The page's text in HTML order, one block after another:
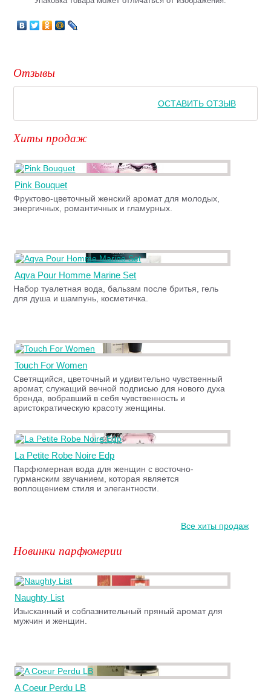
Отзывы
ОСТАВИТЬ ОТЗЫВ
Хиты продаж
Pink Bouquet
Фруктово-цветочный женский аромат для молодых,
энергичных, романтичных и гламурных.
Aqva Pour Homme Marine Set
Набор туалетная вода, бальзам после бритья, гель
для душа и шампунь, косметичка.
Touch For Women
Светящийся, цветочный и удивительно чувственный
аромат, служащий вечной подписью для нового духа
бренда, вобравший в себя чувственность и
аристократическую красоту женщины.
La Petite Robe Noire Edp
Парфюмерная вода для женщин с восточно-
гурманским звучанием, которая является
воплощением стиля и элегантности.
Все хиты продаж
Новинки парфюмерии
Naughty List
Изысканный и соблазнительный пряный аромат для
мужчин и женщин.
A Coeur Perdu LB